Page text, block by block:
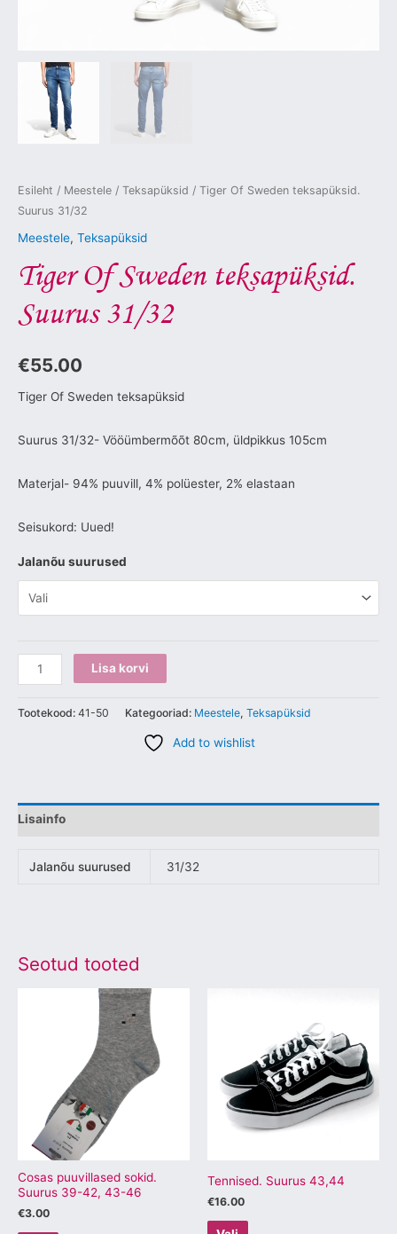
Esileht / Meestele / Teksapüksid / Tiger Of Sweden teksapüksid.
Suurus 31/32
Meestele, Teksapüksid
Tiger Of Sweden teksapüksid.
Suurus 31/32
€55.00
Tiger Of Sweden teksapüksid
Suurus 31/32- Vööümbermõõt 80cm, üldpikkus 105cm
Materjal- 94% puuvill, 4% polüester, 2% elastaan
Seisukord: Uued!
Jalanõu suurused
Lisa korvi
Tootekood: 41-50 Kategooriad: Meestele, Teksapüksid
Add to wishlist
Lisainfo
Jalanõu suurused 31/32
Seotud tooted
Cosas puuvillased sokid.
Suurus 39-42, 43-46
€3.00
varianti.
Valikuid
saab
teha
tootelehel.
Tennised. Suurus 43,44
€16.00
mitu
varianti.
Valikuid
saab
tootelehel.